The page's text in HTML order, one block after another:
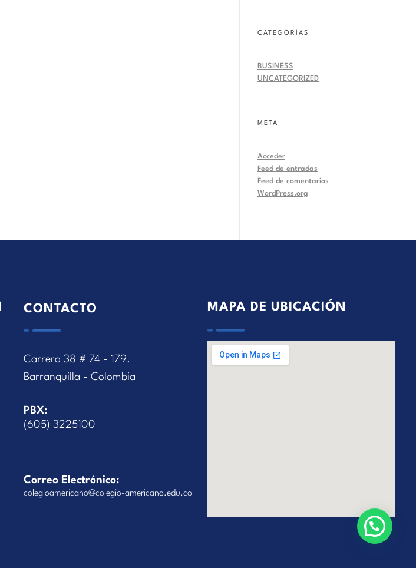
CATEGORÍAS
BUSINESS
UNCATEGORIZED
META
Acceder
Feed de entradas
Feed de comentarios
WordPress.org
CONTACTO
Carrera 38 # 74 - 179.
Barranquilla - Colombia
PBX:
(605) 3225100
Correo Electrónico:
colegioamericano@colegio-americano.edu.co
MAPA DE UBICACIÓN